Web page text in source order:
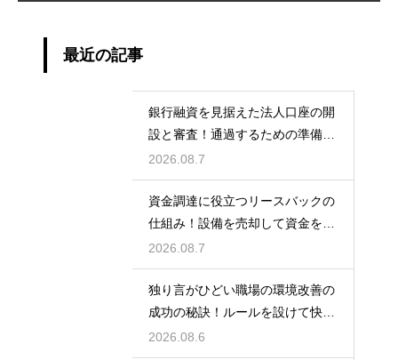
最近の記事
銀行融資を見据えた法人口座の開
設と審査！通過するための準備と
ポイント
2026.08.7
資金調達に役立つリースバックの
仕組み！設備を売却して資金を得
る方法
2026.08.7
独り言がひどい職場の環境改善の
成功の秘訣！ルールを設けて快適
な空間を作る
2026.08.6